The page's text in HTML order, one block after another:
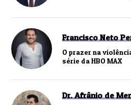
Francisco Neto
O prazer na
série da HBO MAX
Dr. Afrânio de